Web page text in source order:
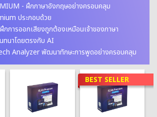
- ฝึกภาษาอังกฤษอย่างครอบคลุม
ประกอบด้วย
กการออกเสียงถูกต้องเหมือนเจ้าของภาษา
ทนาโดยตรงกับ AI
Analyzer พัฒนาทักษะการพูดอย่างครอบคลุม
BEST SELLER